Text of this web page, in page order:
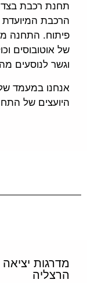
תחנת רכבת בצד
הרכבת
של אוטובוסים
וגשר לנוסעים
אנחנו במעמד
היועצים של
מדרגות
הרצליה